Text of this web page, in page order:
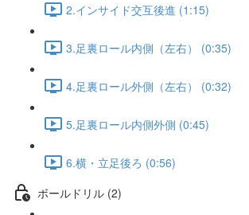
2.インサイド交互後進 (1:15)
3.足裏ロール内側（左右） (0:35)
4.足裏ロール外側（左右） (0:32)
5.足裏ロール内側外側 (0:45)
6.横・立足後ろ (0:56)
ボールドリル (2)